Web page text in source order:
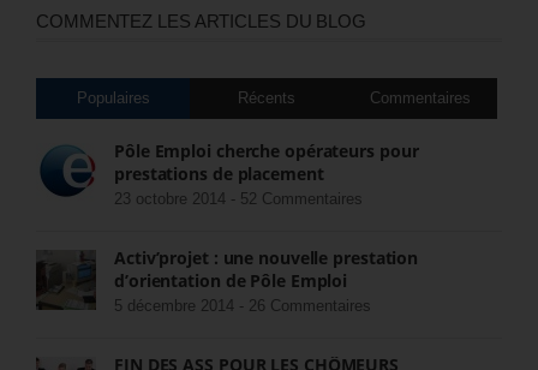
COMMENTEZ LES ARTICLES DU BLOG
Populaires Récents Commentaires
Pôle Emploi cherche opérateurs pour
prestations de placement
23 octobre 2014 - 52 Commentaires
Activ’projet : une nouvelle prestation
d’orientation de Pôle Emploi
5 décembre 2014 - 26 Commentaires
FIN DES ASS POUR LES CHÔMEURS